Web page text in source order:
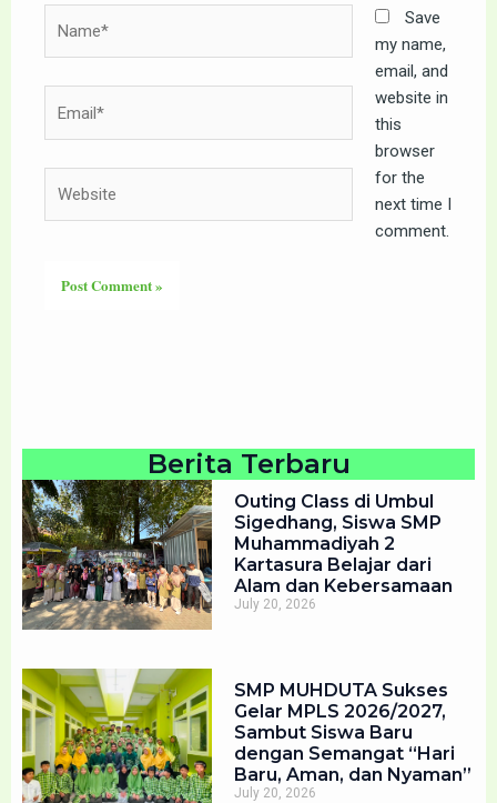
Save
my name,
email, and
website in
this
browser
for the
next time I
comment.
Berita Terbaru
Outing Class di Umbul
Sigedhang, Siswa SMP
Muhammadiyah 2
Kartasura Belajar dari
Alam dan Kebersamaan
July 20, 2026
SMP MUHDUTA Sukses
Gelar MPLS 2026/2027,
Sambut Siswa Baru
dengan Semangat “Hari
Baru, Aman, dan Nyaman”
July 20, 2026